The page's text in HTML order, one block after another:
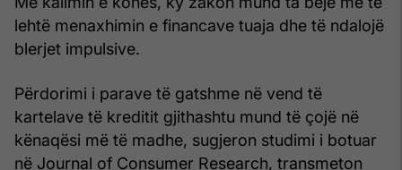
lehtë menaxhimin e financave tuaja dhe të ndalojë
blerjet impulsive.
Përdorimi i parave të gatshme në vend të
kartelave të kreditit gjithashtu mund të çojë në
kënaqësi më të madhe, sugjeron studimi i botuar
në Journal of Consumer Research, transmeton